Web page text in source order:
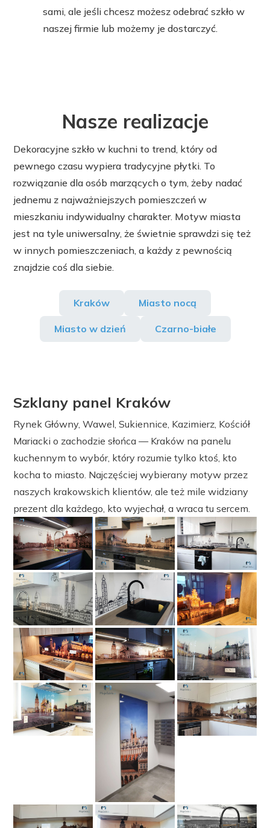
sami, ale jeśli chcesz możesz odebrać szkło w
naszej firmie lub możemy je dostarczyć.
Nasze realizacje
Dekoracyjne szkło w kuchni to trend, który od
pewnego czasu wypiera tradycyjne płytki. To
rozwiązanie dla osób marzących o tym, żeby nadać
jednemu z najważniejszych pomieszczeń w
mieszkaniu indywidualny charakter. Motyw miasta
jest na tyle uniwersalny, że świetnie sprawdzi się też
w innych pomieszczeniach, a każdy z pewnością
znajdzie coś dla siebie.
Kraków Miasto nocą
Miasto w dzień Czarno-białe
Szklany panel Kraków
Rynek Główny, Wawel, Sukiennice, Kazimierz, Kościół
Mariacki o zachodzie słońca — Kraków na panelu
kuchennym to wybór, który rozumie tylko ktoś, kto
kocha to miasto. Najczęściej wybierany motyw przez
naszych krakowskich klientów, ale też mile widziany
prezent dla każdego, kto wyjechał, a wraca tu sercem.